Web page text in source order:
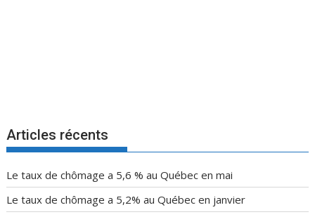
Articles récents
Le taux de chômage a 5,6 % au Québec en mai
Le taux de chômage a 5,2% au Québec en janvier